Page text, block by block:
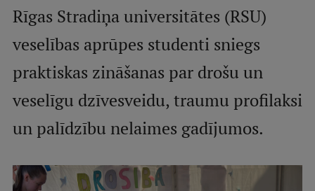
Fakultātes
Mūsu cilvēki
Stratēģija
RSU fonds
Rīgas Stradiņa universitātes (RSU)
veselības aprūpes studenti sniegs
praktiskas zināšanas par drošu un
veselīgu dzīvesveidu, traumu profilaksi
un palīdzību nelaimes gadījumos.